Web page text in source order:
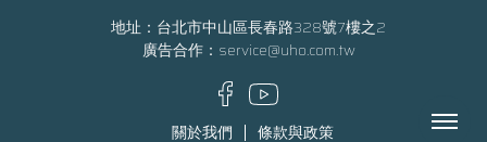
地址：台北市中山區長春路328號7樓之2
廣告合作： service@uho.com.tw
關於我們 條款與政策 Menu